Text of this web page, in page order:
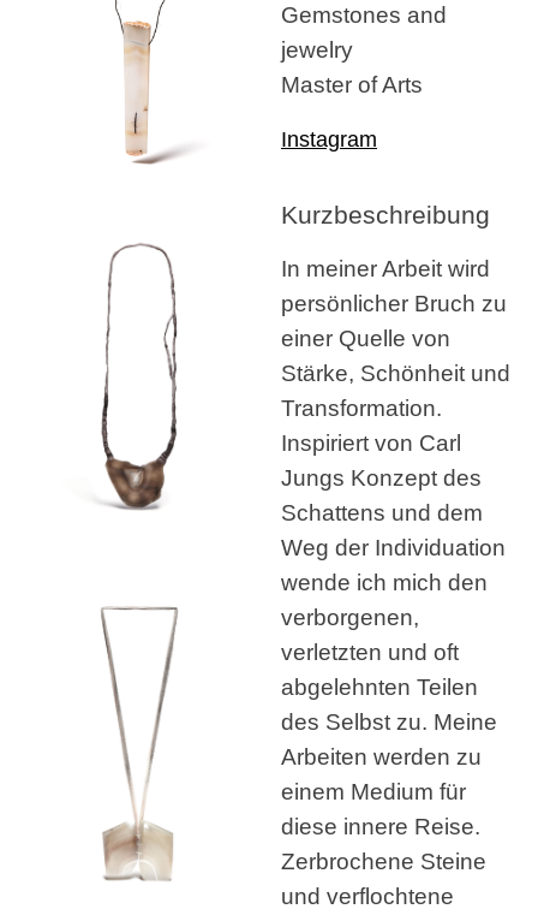
Gemstones and
jewelry
Master of Arts
Instagram
Kurzbeschreibung
In meiner Arbeit wird
persönlicher Bruch zu
einer Quelle von
Stärke, Schönheit und
Transformation.
Inspiriert von Carl
Jungs Konzept des
Schattens und dem
Weg der Individuation
wende ich mich den
verborgenen,
verletzten und oft
abgelehnten Teilen
des Selbst zu. Meine
Arbeiten werden zu
einem Medium für
diese innere Reise.
Zerbrochene Steine
und verflochtene